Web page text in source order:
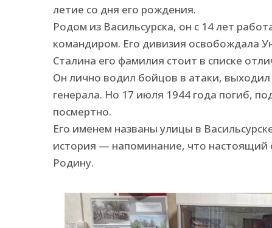
летие со дня его рождения.
Родом из Васильсурска, он с 14 лет
командиром. Его дивизия освобождала
Сталина его фамилия стоит в списке
Он лично водил бойцов в атаки,
генерала. Но 17 июля 1944 года погиб,
посмертно.
Его именем названы улицы в
история — напоминание, что
Родину.